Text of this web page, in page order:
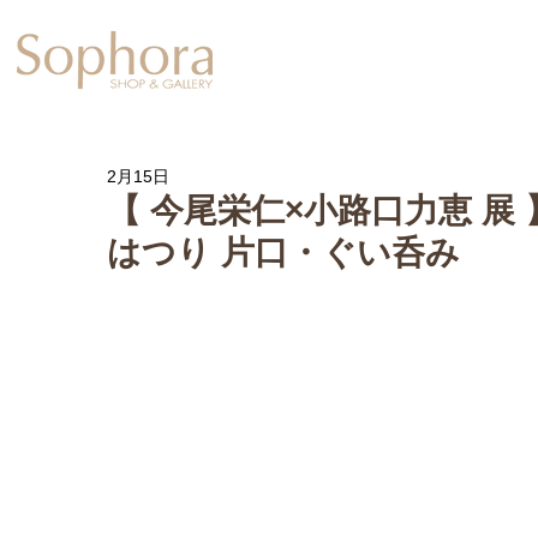
【 今尾栄仁×小路口力恵
はつり 片口・ぐい呑み
2月15日